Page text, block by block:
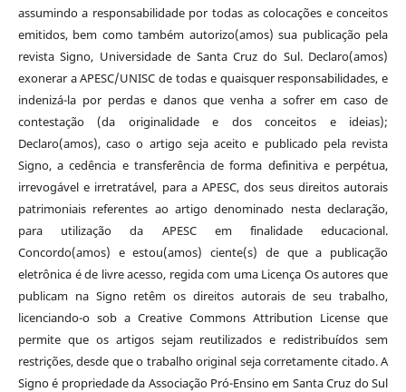
assumindo a responsabilidade por todas as colocações e conceitos
emitidos, bem como também autorizo(amos) sua publicação pela
revista Signo, Universidade de Santa Cruz do Sul. Declaro(amos)
exonerar a APESC/UNISC de todas e quaisquer responsabilidades, e
indenizá-la por perdas e danos que venha a sofrer em caso de
contestação (da originalidade e dos conceitos e ideias);
Declaro(amos), caso o artigo seja aceito e publicado pela revista
Signo, a cedência e transferência de forma definitiva e perpétua,
irrevogável e irretratável, para a APESC, dos seus direitos autorais
patrimoniais referentes ao artigo denominado nesta declaração,
para utilização da APESC em finalidade educacional.
Concordo(amos) e estou(amos) ciente(s) de que a publicação
eletrônica é de livre acesso, regida com uma Licença Os autores que
publicam na Signo retêm os direitos autorais de seu trabalho,
licenciando-o sob a Creative Commons Attribution License que
permite que os artigos sejam reutilizados e redistribuídos sem
restrições, desde que o trabalho original seja corretamente citado. A
Signo é propriedade da Associação Pró-Ensino em Santa Cruz do Sul